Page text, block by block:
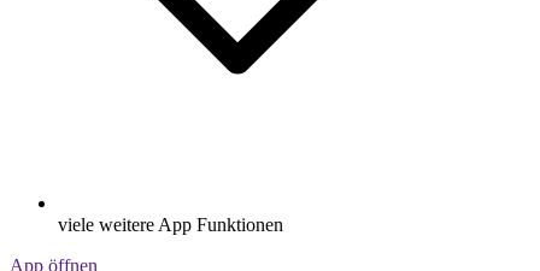
viele weitere App Funktionen
App öffnen